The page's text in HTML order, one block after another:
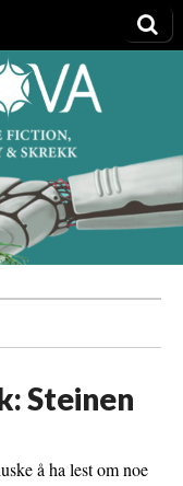
Steinen
å ha lest om noe